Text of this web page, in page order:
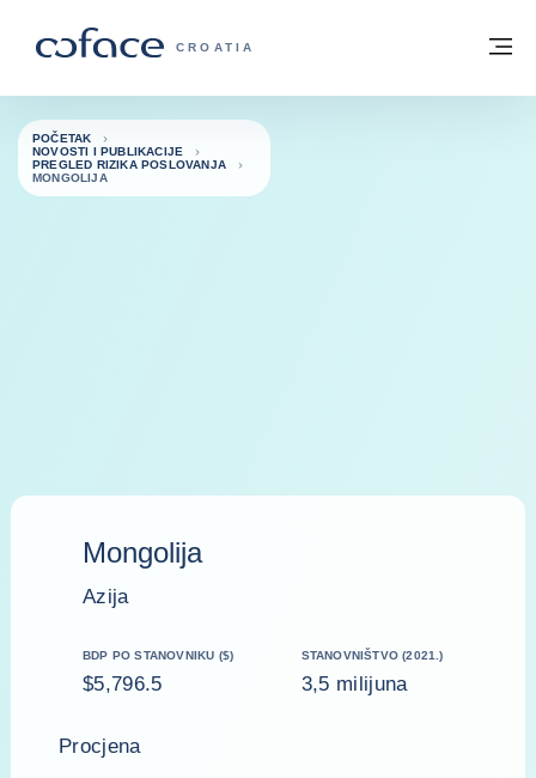
COFACE FOR TRADE - POČETNA
CROATIA
Povratak na početnu stranicu
POČETAK
NOVOSTI I PUBLIKACIJE
PREGLED RIZIKA POSLOVANJA
MONGOLIJA
Mongolija
Azija
BDP PO STANOVNIKU ($)
$5,796.5
STANOVNIŠTVO (2021.)
3,5 milijuna
Procjena